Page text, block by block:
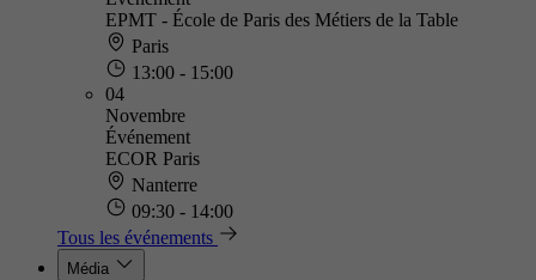
EPMT - École de Paris des Métiers de la Table
Paris
13:00 - 15:00
04
Novembre
Événement
ECOR Paris
Nanterre
09:30 - 14:00
Tous les événements
Média